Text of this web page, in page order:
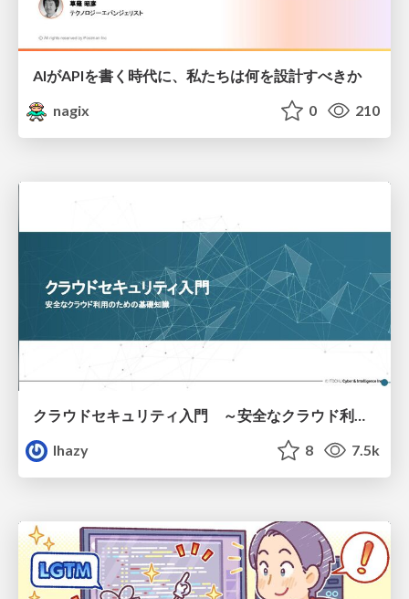
AIがAPIを書く時代に、私たちは何を設計すべきか
nagix
0 210
クラウドセキュリティ入門 ～安全なクラウド利用のための基礎知識～
lhazy
8 7.5k